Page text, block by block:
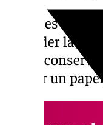
A finales del
entender la
que la
ocupar un